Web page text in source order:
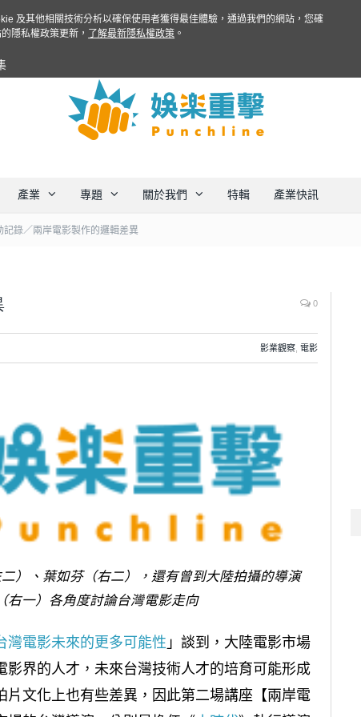
產業 專題 關於我們 特輯 產業快訊
記錄／兩岸電影製作的邏輯差異
0
影業觀察, 電影
）、葉如芬（右二），還有曾到大陸拍攝的導演
右一）各角度討論台灣電影走向
電影未來的更多可能性 」談到，大陸電影市場
影界的人才，未來台灣技術人才的培育可能形成
片文化上也有些差異，因此第二場講座【兩岸電
及其他相關技術分析以確保使用者獲得最佳體驗，通過我們的網站，您確
隱私權政策更新，
了解最新隱私權政策 。